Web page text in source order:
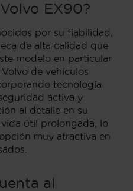
EX90?
por su fiabilidad,
de alta calidad que
modelo en particular
de vehículos
tecnología
activa y
al detalle en su
útil prolongada, lo
muy atractiva en
al